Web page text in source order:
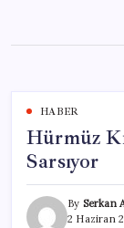
content
HABER
Hürmüz
Sarsıyor
By Serkan
2 Haziran